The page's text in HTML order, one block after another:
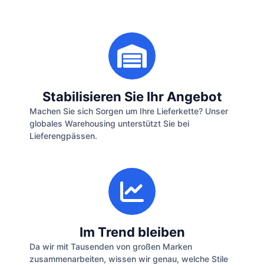
Stabilisieren Sie Ihr Angebot
Machen Sie sich Sorgen um Ihre Lieferkette? Unser
globales Warehousing unterstützt Sie bei
Lieferengpässen.
Im Trend bleiben
Da wir mit Tausenden von großen Marken
zusammenarbeiten, wissen wir genau, welche Stile